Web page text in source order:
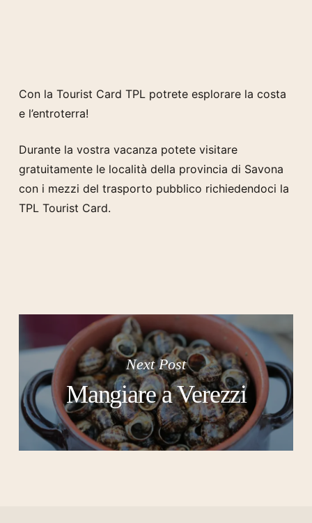
Con la Tourist Card TPL potrete esplorare la costa
e l’entroterra!
Durante la vostra vacanza potete visitare
gratuitamente le località della provincia di Savona
con i mezzi del trasporto pubblico richiedendoci la
TPL Tourist Card.
Next Post
Mangiare a Verezzi